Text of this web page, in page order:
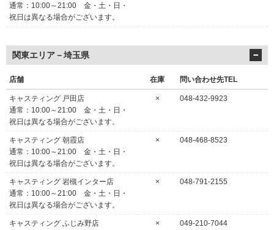
通常：10:00～21:00 金・土・日・
祝日は異なる場合がございます。
関東エリア－埼玉県
店舗 在庫 問い合わせ先TEL
キャスティング 戸田店
通常：10:00～21:00 金・土・日・
祝日は異なる場合がございます。
× 048-432-9923
キャスティング 朝霞店
通常：10:00～21:00 金・土・日・
祝日は異なる場合がございます。
× 048-468-8523
キャスティング 岩槻インター店
通常：10:00～21:00 金・土・日・
祝日は異なる場合がございます。
× 048-791-2155
キャスティング ふじみ野店 × 049-210-7044